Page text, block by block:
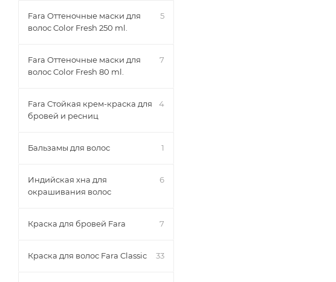
Fara Оттеночные маски для
волос Color Fresh 250 ml.
5
Fara Оттеночные маски для
волос Color Fresh 80 ml.
7
Fara Стойкая крем-краска для
бровей и ресниц
4
Бальзамы для волос 1
Индийская хна для
окрашивания волос
6
Краска для бровей Fara 7
Краска для волос Fara Classic 33
Расслабление (23)
Увлажнение и питание
Укладка и термозащита
(4)